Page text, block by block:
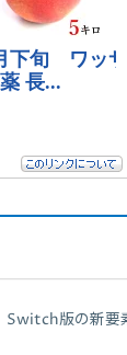
Switch版の新要